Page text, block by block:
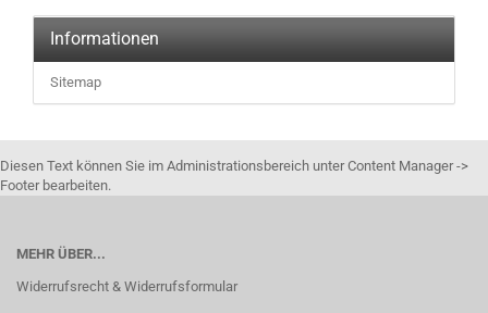
Informationen
Sitemap
Diesen Text können Sie im Administrationsbereich unter Content Manager ->
Footer bearbeiten.
MEHR ÜBER...
Widerrufsrecht & Widerrufsformular